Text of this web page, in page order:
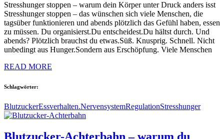
Stresshunger stoppen – warum dein Körper unter Druck anders isst
Stresshunger stoppen – das wünschen sich viele Menschen, die
tagsüber funktionieren und abends plötzlich das Gefühl haben, essen
zu müssen. Du organisierst.Du entscheidest.Du hältst durch. Und
abends? Plötzlich brauchst du etwas.Süß. Knusprig. Schnell. Nicht
unbedingt aus Hunger.Sondern aus Erschöpfung. Viele Menschen
READ MORE
Schlagwörter:
BlutzuckerEssverhalten.NervensystemRegulationStresshunger
Blutzucker-Achterbahn – warum du